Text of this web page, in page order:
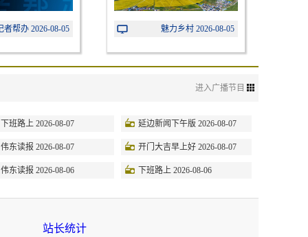
者帮办 2026-08-05 魅力乡村 2026-08-05
进入广播节目
下班路上 2026-08-07 延边新闻下午版 2026-08-07
伟东读报 2026-08-07 开门大吉早上好 2026-08-07
伟东读报 2026-08-06 下班路上 2026-08-06
站长统计